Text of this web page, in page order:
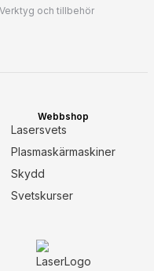
Verktyg och tillbehör
Webbshop
Lasersvets
Plasmaskärmaskiner
Skydd
Svetskurser